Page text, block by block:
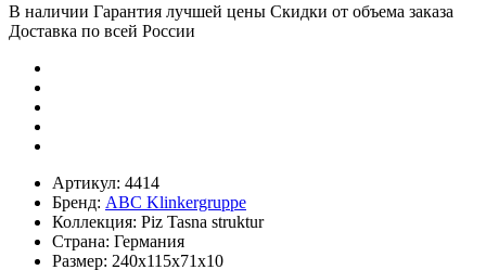
В наличии Гарантия лучшей цены Скидки от объема заказа
Доставка по всей России
Артикул: 4414
Бренд: ABC Klinkergruppe
Коллекция: Piz Tasna struktur
Страна: Германия
Размер: 240х115х71х10